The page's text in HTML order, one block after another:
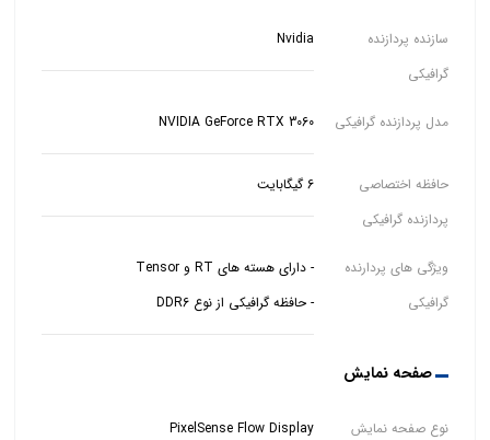
سازنده پردازنده
گرافیکی
Nvidia
مدل پردازنده گرافیکی NVIDIA GeForce RTX 3060
حافظه اختصاصی
پردازنده گرافیکی
6 گیگابایت
ویژگی های پردارنده
گرافیکی
- حافظه گرافیکی از نوع DDR6
صفحه نمایش
نوع صفحه نمایش PixelSense Flow Display